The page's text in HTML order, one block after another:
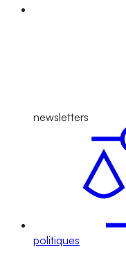
newsletters
politiques